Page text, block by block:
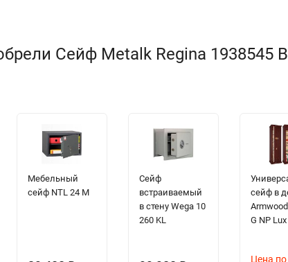
Сейф Metalk Regina 1938545
Мебельный
сейф NTL 24 M
Сейф
встраиваемый
в стену Wega 10
260 KL
сейф в
G NP
Цена по